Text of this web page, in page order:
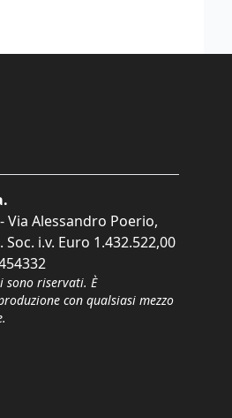
Via Alessandro Poerio,
Soc. i.v. Euro 1.432.522,00
riservati. È
con qualsiasi mezzo